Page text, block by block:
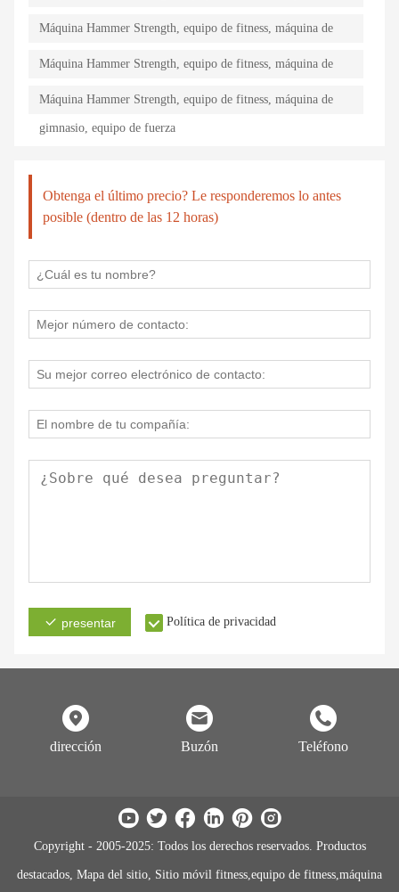
gimnasio, equipo de fuerza
Máquina Hammer Strength, equipo de fitness, máquina de
gimnasio, equipo de fuerza
Máquina Hammer Strength, equipo de fitness, máquina de
gimnasio, equipo de fuerza
Máquina Hammer Strength, equipo de fitness, máquina de
gimnasio, equipo de fuerza
Obtenga el último precio? Le responderemos lo antes
posible (dentro de las 12 horas)
presentar Política de privacidad
dirección Buzón Teléfono
Copyright - 2005-2025: Todos los derechos reservados. Productos
destacados, Mapa del sitio, Sitio móvil fitness,equipo de fitness,máquina